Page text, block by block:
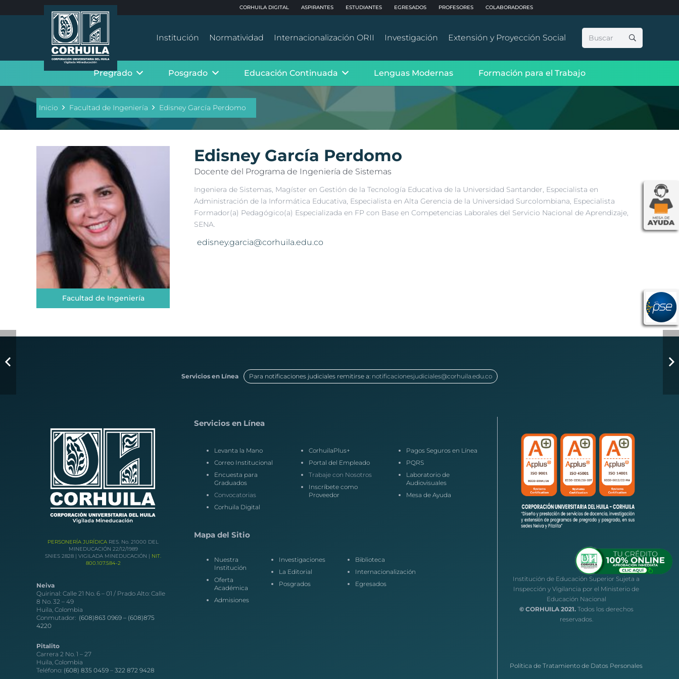
CORHUILA DIGITAL ASPIRANTES ESTUDIANTES EGRESADOS PROFESORES COLABORADORES
Institución Normatividad Internacionalización ORII Investigación Extensión y Proyección Social Buscar:
Pregrado Posgrado Educación Continuada Lenguas Modernas Formación para el Trabajo
Inicio Facultad de Ingeniería Edisney García Perdomo
Facultad de Ingeniería
Edisney García Perdomo
Docente del Programa de Ingeniería de Sistemas
Ingeniera de Sistemas, Magíster en Gestión de la Tecnología Educativa de la Universidad Santander, Especialista en
Administración de la Informática Educativa, Especialista en Alta Gerencia de la Universidad Surcolombiana, Especialista
Formador(a) Pedagógico(a) Especializada en FP con Base en Competencias Laborales del Servicio Nacional de Aprendizaje,
SENA.
edisney.garcia@corhuila.edu.co
Servicios en Línea Para notificaciones judiciales remitirse a: notificacionesjudiciales@corhuila.edu.co
PERSONERÍA JURÍDICA RES. No. 21000 DEL
MINEDUCACIÓN 22/12/1989
SNIES 2828 | VIGILADA MINEDUCACIÓN | NIT.
800.107.584-2
Neiva
Quirinal: Calle 21 No. 6 – 01 / Prado Alto: Calle
8 No. 32 – 49
Huila, Colombia
Conmutador: (608)863 0969 – (608)875
4220
Pitalito
Carrera 2 No. 1 – 27
Huila, Colombia
Teléfono: (608) 835 0459 – 322 872 9428
Servicios en Línea
Levanta la Mano
Correo Institucional
Encuesta para
Graduados
Convocatorias
Corhuila Digital
CorhuilaPlus+
Portal del Empleado
Trabaje con Nosotros
Inscríbete como
Proveedor
Pagos Seguros en Línea
PQRS
Laboratorio de
Audiovisuales
Mesa de Ayuda
Mapa del Sitio
Nuestra
Institución
Oferta
Académica
Admisiones
Investigaciones
La Editorial
Posgrados
Biblioteca
Internacionalización
Egresados
Institución de Educación Superior Sujeta a
Inspección y Vigilancia por el Ministerio de
Educación Nacional
© CORHUILA 2021. Todos los derechos
reservados.
Política de Tratamiento de Datos Personales